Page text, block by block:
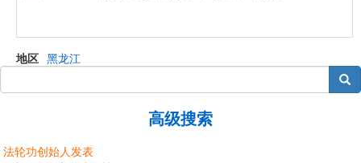
地区 黑龙江
搜索
高级搜索
法轮功创始人发表